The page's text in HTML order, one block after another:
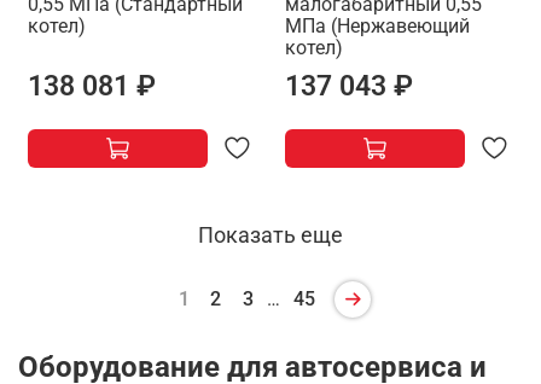
котел)
138 081 ₽
МПа (Нержавеющий
котел)
137 043 ₽
Показать еще
1 2 3 … 45
Оборудование для автосервиса и